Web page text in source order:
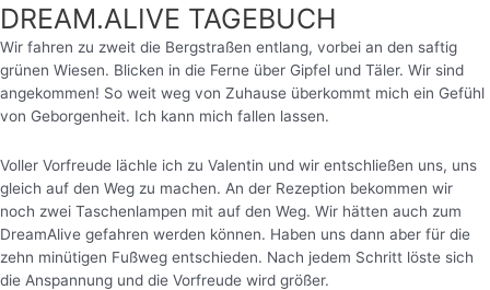
DREAM.ALIVE TAGEBUCH
Wir fahren zu zweit die Bergstraßen entlang, vorbei an den saftig
grünen Wiesen. Blicken in die Ferne über Gipfel und Täler. Wir sind
angekommen! So weit weg von Zuhause überkommt mich ein Gefühl
von Geborgenheit. Ich kann mich fallen lassen.
Voller Vorfreude lächle ich zu Valentin und wir entschließen uns, uns
gleich auf den Weg zu machen. An der Rezeption bekommen wir
noch zwei Taschenlampen mit auf den Weg. Wir hätten auch zum
DreamAlive gefahren werden können. Haben uns dann aber für die
zehn minütigen Fußweg entschieden. Nach jedem Schritt löste sich
die Anspannung und die Vorfreude wird größer.